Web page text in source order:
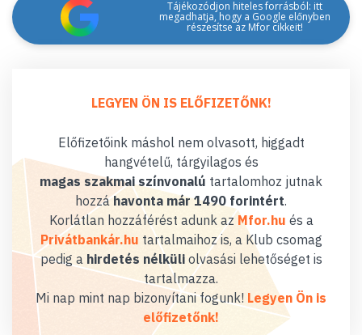
Tájékozódjon hiteles forrásból: itt
megadhatja, hogy a Google előnyben
részesítse az Mfor cikkeit!
LEGYEN ÖN IS ELŐFIZETŐNK!
Előfizetőink máshol nem olvasott, higgadt
hangvételű, tárgyilagos és
magas szakmai színvonalú tartalomhoz jutnak
hozzáhavonta már 1490 forintért.
Korlátlan hozzáférést adunk az Mfor.hu és a
Privátbankár.hu tartalmaihoz is, a Klub csomag
pedig a hirdetés nélküliolvasási lehetőséget is
tartalmazza.
Mi nap mint nap bizonyítani fogunk! Legyen Ön is
előfizetőnk!